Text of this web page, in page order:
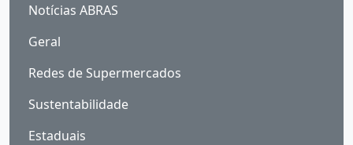
Notícias ABRAS
Geral
Redes de Supermercados
Sustentabilidade
Estaduais